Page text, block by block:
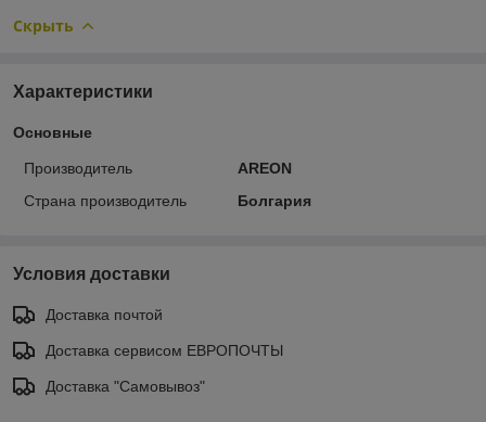
Скрыть
Характеристики
Основные
Производитель
AREON
Страна производитель
Болгария
Условия доставки
Доставка почтой
Доставка сервисом ЕВРОПОЧТЫ
Доставка "Самовывоз"